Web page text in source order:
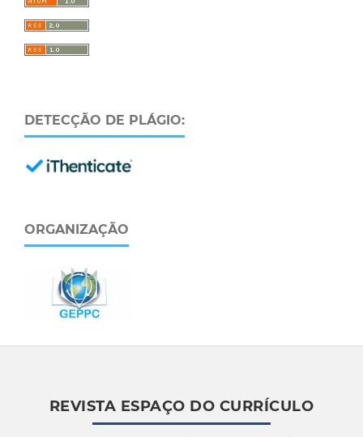
DETECÇÃO DE PLÁGIO:
ORGANIZAÇÃO
REVISTA ESPAÇO DO CURRÍCULO